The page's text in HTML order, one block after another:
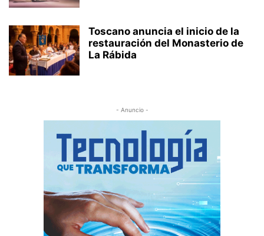
Toscano anuncia el inicio de la
restauración del Monasterio de
La Rábida
- Anuncio -